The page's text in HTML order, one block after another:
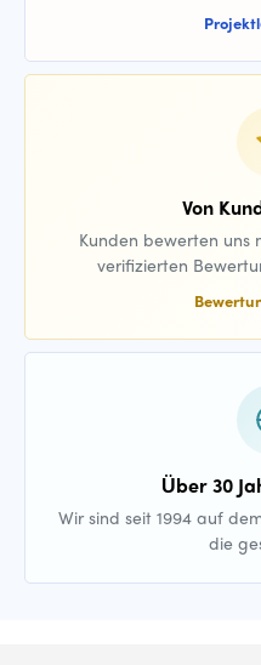
Von
Kunden bewerten uns
verifizierten
Über 30
Wir sind seit 1994 auf
die